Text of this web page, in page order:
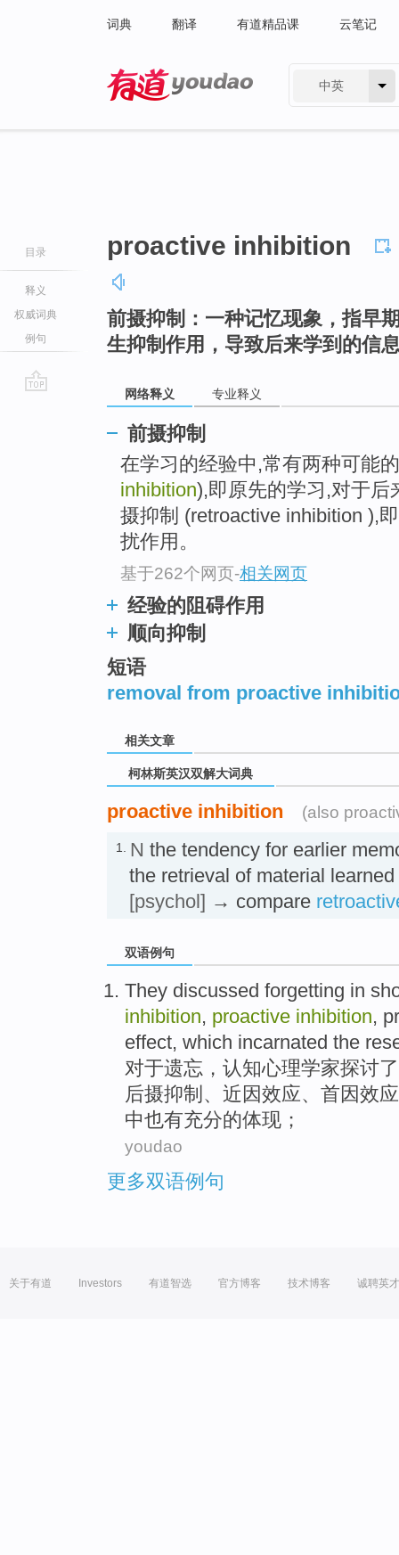
词典 翻译 有道精品课 云笔记
中英
目录
释义
权威词典
例句
proactive inhibition
前摄抑制：一种记忆现象，指早
生抑制作用，导致后来学到的信
网络释义 专业释义
前摄抑制
在学习的经验中,常有两种可能
inhibition),即原先的学习,对于后
摄抑制 (retroactive inhibition ),
扰作用。
基于262个网页-相关网页
经验的阻碍作用
顺向抑制
短语
removal from proactive
相关文章
柯林斯英汉双解大词典
proactive inhibition (also
1. N the tendency for earlier
the retrieval of material
[psychol] → compare
双语例句
They discussed forgetting in
inhibition, proactive inhibition,
effect, which incarnated the
对于遗忘 ，认知心理学家探讨了
后摄抑制、 近因效应、首因效
中也有充分的体现 ；
youdao
更多双语例句
关于有道 Investors 有道智选 官方博客 技术博客 诚聘英才